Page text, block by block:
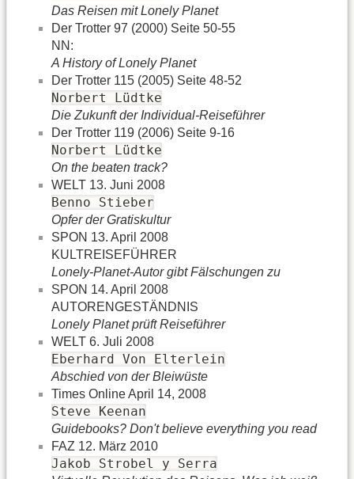
Das Reisen mit Lonely Planet
Der Trotter 97 (2000) Seite 50-55
NN:
A History of Lonely Planet
Der Trotter 115 (2005) Seite 48-52
Norbert Lüdtke
Die Zukunft der Individual-Reiseführer
Der Trotter 119 (2006) Seite 9-16
Norbert Lüdtke
On the beaten track?
WELT 13. Juni 2008
Benno Stieber
Opfer der Gratiskultur
SPON 13. April 2008
KULTREISEFÜHRER
Lonely-Planet-Autor gibt Fälschungen zu
SPON 14. April 2008
AUTORENGESTÄNDNIS
Lonely Planet prüft Reiseführer
WELT 6. Juli 2008
Eberhard Von Elterlein
Abschied von der Bleiwüste
Times Online April 14, 2008
Steve Keenan
Guidebooks? Don't believe everything you read
FAZ 12. März 2010
Jakob Strobel y Serra